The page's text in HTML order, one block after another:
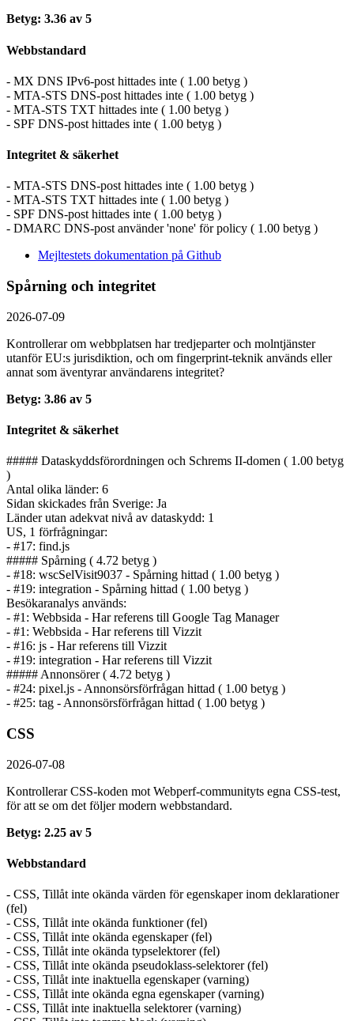
Betyg: 3.36 av 5
Webbstandard
- MX DNS IPv6-post hittades inte ( 1.00 betyg )
- MTA-STS DNS-post hittades inte ( 1.00 betyg )
- MTA-STS TXT hittades inte ( 1.00 betyg )
- SPF DNS-post hittades inte ( 1.00 betyg )
Integritet & säkerhet
- MTA-STS DNS-post hittades inte ( 1.00 betyg )
- MTA-STS TXT hittades inte ( 1.00 betyg )
- SPF DNS-post hittades inte ( 1.00 betyg )
- DMARC DNS-post använder 'none' för policy ( 1.00 betyg )
Mejltestets dokumentation på Github
Spårning och integritet
2026-07-09
Kontrollerar om webbplatsen har tredjeparter och molntjänster
utanför EU:s jurisdiktion, och om fingerprint-teknik används eller
annat som äventyrar användarens integritet?
Betyg: 3.86 av 5
Integritet & säkerhet
##### Dataskyddsförordningen och Schrems II-domen ( 1.00 betyg
)
Antal olika länder: 6
Sidan skickades från Sverige: Ja
Länder utan adekvat nivå av dataskydd: 1
US, 1 förfrågningar:
- #17: find.js
##### Spårning ( 4.72 betyg )
- #18: wscSelVisit9037 - Spårning hittad ( 1.00 betyg )
- #19: integration - Spårning hittad ( 1.00 betyg )
Besökaranalys används:
- #1: Webbsida - Har referens till Google Tag Manager
- #1: Webbsida - Har referens till Vizzit
- #16: js - Har referens till Vizzit
- #19: integration - Har referens till Vizzit
##### Annonsörer ( 4.72 betyg )
- #24: pixel.js - Annonsörs­förfrågan hittad ( 1.00 betyg )
- #25: tag - Annonsörs­förfrågan hittad ( 1.00 betyg )
CSS
2026-07-08
Kontrollerar CSS-koden mot Webperf-communityts egna CSS-test,
för att se om det följer modern webbstandard.
Betyg: 2.25 av 5
Webbstandard
- CSS, Tillåt inte okända värden för egenskaper inom deklarationer
(fel)
- CSS, Tillåt inte okända funktioner (fel)
- CSS, Tillåt inte okända egenskaper (fel)
- CSS, Tillåt inte okända typselektorer (fel)
- CSS, Tillåt inte okända pseudoklass-selektorer (fel)
- CSS, Tillåt inte inaktuella egenskaper (varning)
- CSS, Tillåt inte okända egna egenskaper (varning)
- CSS, Tillåt inte inaktuella selektorer (varning)